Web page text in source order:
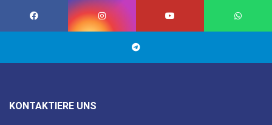
KONTAKTIERE UNS